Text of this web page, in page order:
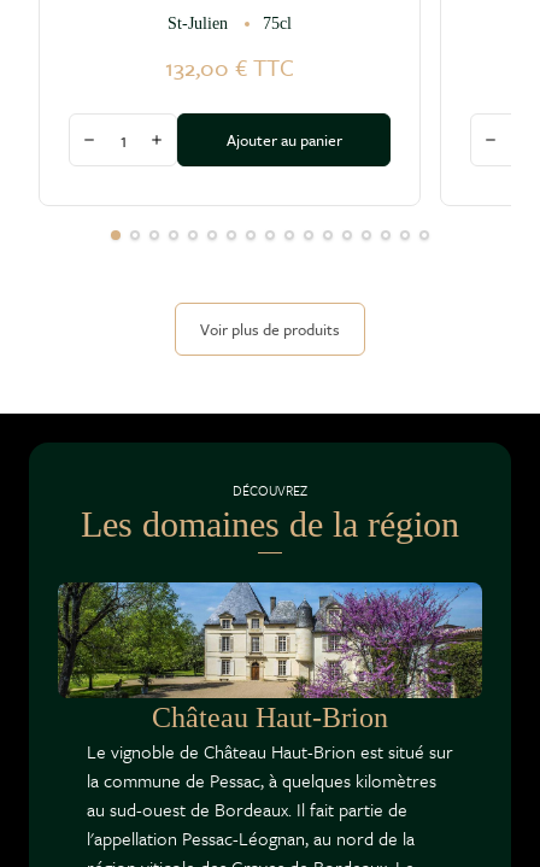
St-Julien 75cl
132,00 €TTC
Diminuer la quantité
Augmenter la quantité
Ajouter au panier
Voir plus de produits
DÉCOUVREZ
Les domaines de la région
Château Haut-Brion
Le vignoble de Château Haut-Brion est situé sur
la commune de Pessac, à quelques kilomètres
au sud-ouest de Bordeaux. Il fait partie de
l'appellation Pessac-Léognan, au nord de la